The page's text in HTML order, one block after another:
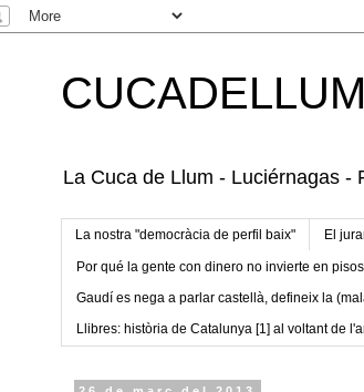
La Cuca de Llum - Luciérnagas -
La nostra "democràcia de perfil baix" El
Por qué la gente con dinero no invierte en
Gaudí es nega a parlar castellà, defineix la
Llibres: història de Catalunya [1] al voltant de